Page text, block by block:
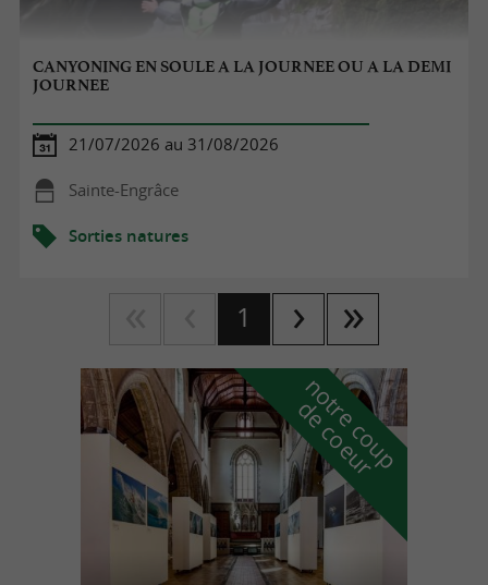
CANYONING EN SOULE A LA JOURNEE OU A LA DEMI
JOURNEE
21/07/2026 au 31/08/2026
Sainte-Engrâce
Sorties natures
1
n
o
t
r
e
c
o
u
p
d
e
c
o
e
u
r